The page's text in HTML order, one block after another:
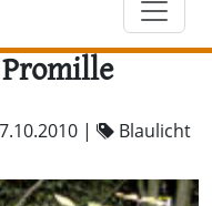
| Blaulicht